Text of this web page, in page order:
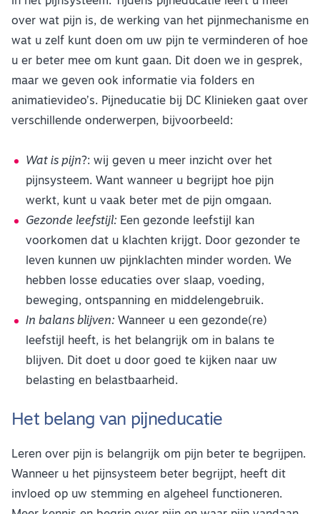
over wat pijn is, de werking van het pijnmechanisme en
wat u zelf kunt doen om uw pijn te verminderen of hoe
u er beter mee om kunt gaan. Dit doen we in gesprek,
maar we geven ook informatie via folders en
animatievideo’s. Pijneducatie bij DC Klinieken gaat over
verschillende onderwerpen, bijvoorbeeld:
Wat is pijn?: wij geven u meer inzicht over het
pijnsysteem. Want wanneer u begrijpt hoe pijn
werkt, kunt u vaak beter met de pijn omgaan.
Gezonde leefstijl: Een gezonde leefstijl kan
voorkomen dat u klachten krijgt. Door gezonder te
leven kunnen uw pijnklachten minder worden. We
hebben losse educaties over slaap, voeding,
beweging, ontspanning en middelengebruik.
In balans blijven: Wanneer u een gezonde(re)
leefstijl heeft, is het belangrijk om in balans te
blijven. Dit doet u door goed te kijken naar uw
belasting en belastbaarheid.
Het belang van pijneducatie
Leren over pijn is belangrijk om pijn beter te begrijpen.
Wanneer u het pijnsysteem beter begrijpt, heeft dit
invloed op uw stemming en algeheel functioneren.